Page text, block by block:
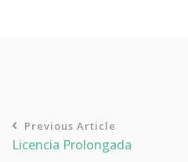
Previous Article
Licencia Prolongada